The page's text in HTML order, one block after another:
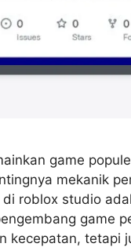
game
mekanik
roblox studio
game
kecepatan, tetapi